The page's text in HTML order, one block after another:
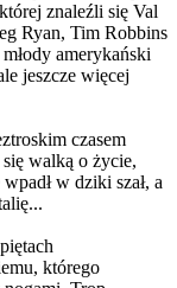
znaleźli się Val
Ryan, Tim Robbins
amerykański
jeszcze więcej
czasem
walką o życie,
w dziki szał, a
którego